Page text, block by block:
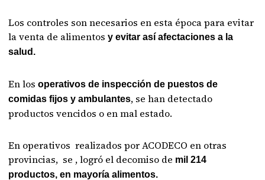
Los controles son necesarios en esta época para evitar
la venta de alimentosy evitar así afectaciones a la
salud.
En los operativos de inspección de puestos de
comidas fijos y ambulantes, se han detectado
productos vencidos o en mal estado.
En operativos realizados por ACODECO en otras
provincias, se , logró el decomiso de mil 214
productos, en mayoría alimentos.